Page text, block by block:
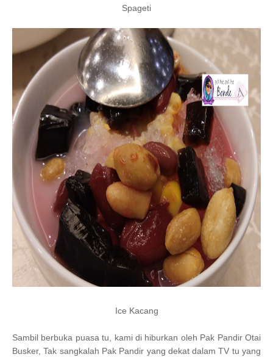
Spageti
Ice Kacang
Sambil berbuka puasa tu, kami di hiburkan oleh Pak Pandir Otai
Busker, Tak sangkalah Pak Pandir yang dekat dalam TV tu yang